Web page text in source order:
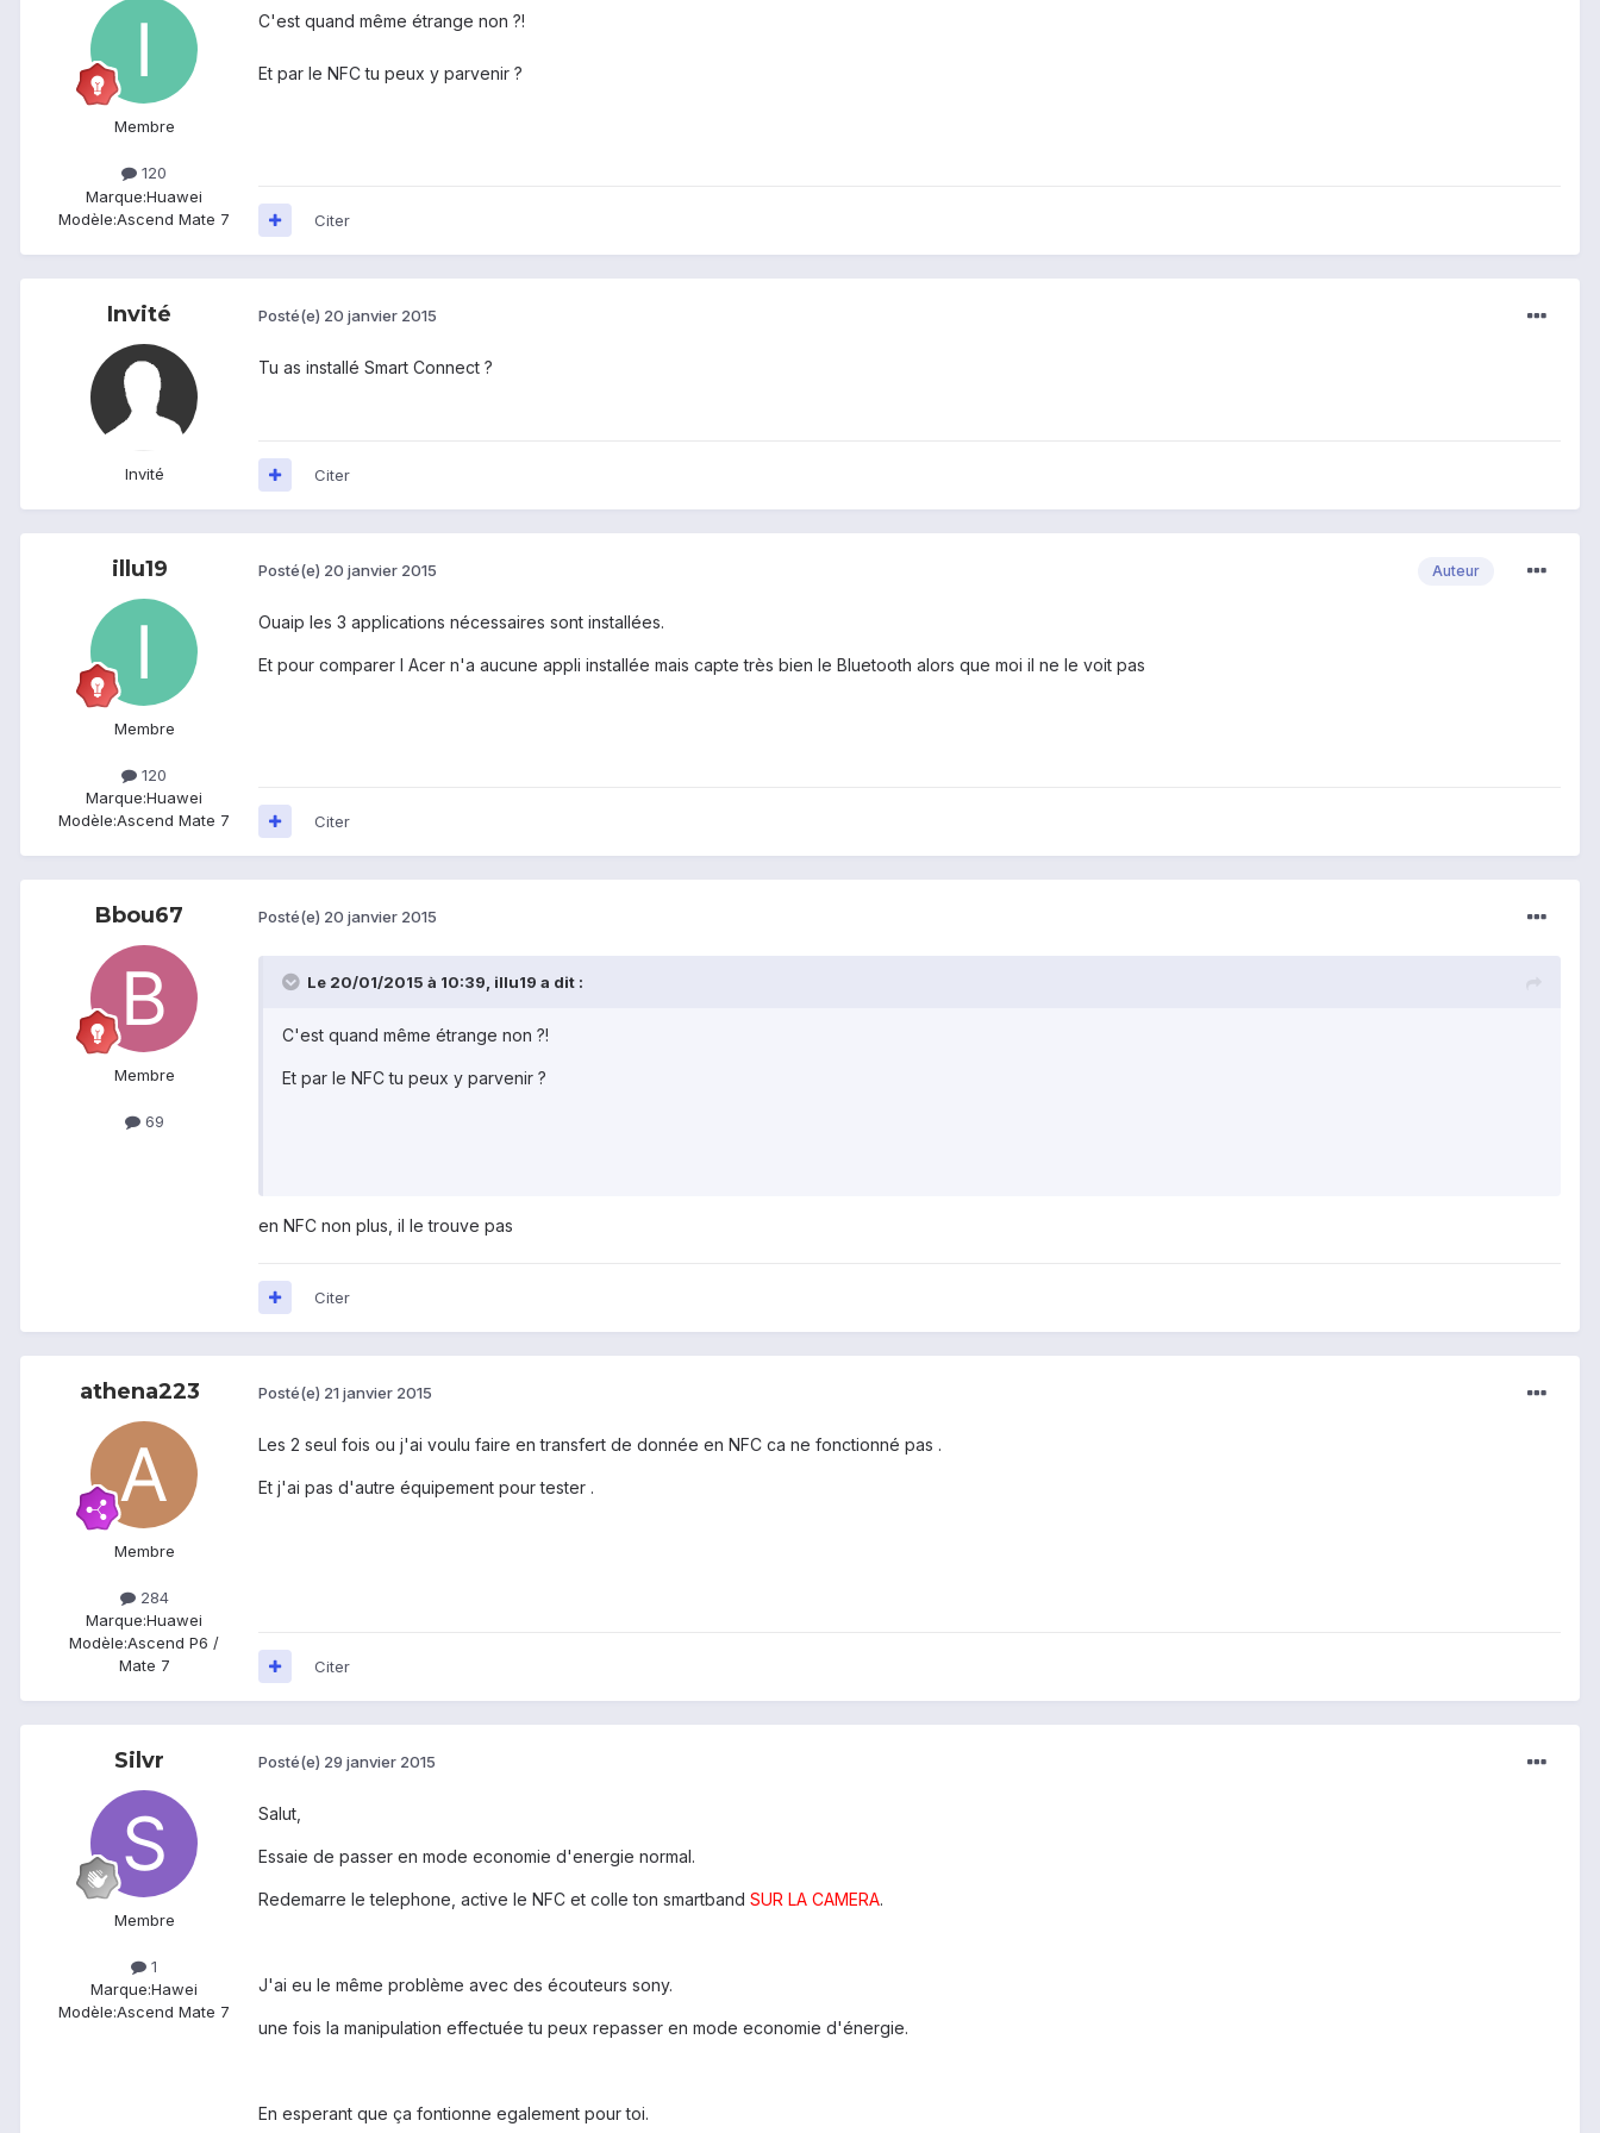
Membre
120
Marque:Huawei
Modèle:Ascend Mate 7
C'est quand même étrange non ?!
Et par le NFC tu peux y parvenir ?
Citer
Invité
Invité
Posté(e) 20 janvier 2015
Tu as installé Smart Connect ?
Citer
illu19
Membre
120
Marque:Huawei
Modèle:Ascend Mate 7
Auteur
Posté(e) 20 janvier 2015
Ouaip les 3 applications nécessaires sont installées.
Et pour comparer l Acer n'a aucune appli installée mais capte très bien le Bluetooth alors que moi il ne le voit pas
Citer
Bbou67
Membre
69
Posté(e) 20 janvier 2015
Le 20/01/2015 à 10:39, illu19 a dit :
C'est quand même étrange non ?!
Et par le NFC tu peux y parvenir ?
en NFC non plus, il le trouve pas
Citer
athena223
Membre
284
Marque:Huawei
Modèle:Ascend P6 /
Mate 7
Posté(e) 21 janvier 2015
Les 2 seul fois ou j'ai voulu faire en transfert de donnée en NFC ca ne fonctionné pas .
Et j'ai pas d'autre équipement pour tester .
Citer
Silvr
Membre
1
Marque:Hawei
Modèle:Ascend Mate 7
Posté(e) 29 janvier 2015
Salut,
Essaie de passer en mode economie d'energie normal.
Redemarre le telephone, active le NFC et colle ton smartband SUR LA CAMERA.
J'ai eu le même problème avec des écouteurs sony.
une fois la manipulation effectuée tu peux repasser en mode economie d'énergie.
En esperant que ça fontionne egalement pour toi.